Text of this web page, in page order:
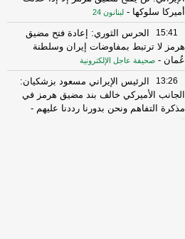
أميركا سلوكها - لبنانون 24
15:41
الحرس الثوري: إعادة فتح مضيق
هرمز لا ترتبط بمفاوضات إيران وسلطنة
عُمان - صحيفة عاجل الإلكترونية
13:26
الرئيس الإيراني مسعود بزشكيان:
الجانب الأميركي خالف بند مضيق هرمز في
مذكرة التفاهم ونحن بدورنا رددنا عليهم -